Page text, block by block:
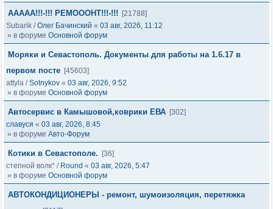
ААААА!!!-!!! РЕМОООНТ!!!-!!!
[21788]
Subarik /Олег Бачинский « 03 авг, 2026, 11:12
» в форуме Основной форум
Моряки и Севастополь. Документы для работы на 1.6.17 в
первом посте [45603]
attyla /Sotnykov « 03 авг, 2026, 9:52
» в форуме Основной форум
Автосервис в Камышовой,коврики ЕВА [302]
славуся « 03 авг, 2026, 8:45
» в форуме Авто-Форум
Котики в Севастополе.
[36]
степной волк* / Round « 03 авг, 2026, 5:47
» в форуме Основной форум
АВТОКОНДИЦИОНЕРЫ - ремонт, шумоизоляция, перетяжка